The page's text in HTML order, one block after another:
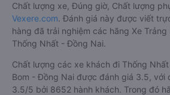
Chất lượng xe, Đúng giờ, Chất lượng
Vexere.com. Đánh giá này được viết
hàng đã trải nghiệm các hãng Xe
Thống Nhất - Đồng Nai.
Chất lượng các xe khách đi Thống
Bom - Đồng Nai được đánh giá 3.5, với
3.5/5 bởi 8652 hành khách. Trong đó